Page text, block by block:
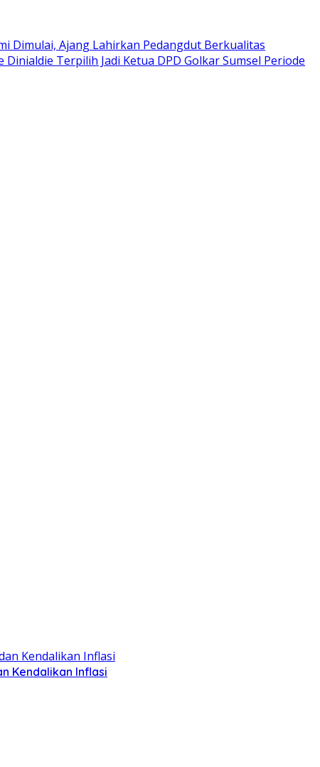
Dimulai, Ajang Lahirkan Pedangdut Berkualitas
Dinialdie Terpilih Jadi Ketua DPD Golkar Sumsel Periode
Kendalikan Inflasi